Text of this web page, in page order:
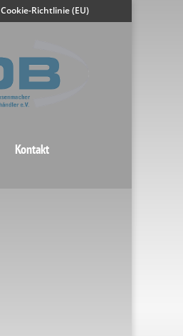
Cookie-Richtlinie (EU)
Kontakt